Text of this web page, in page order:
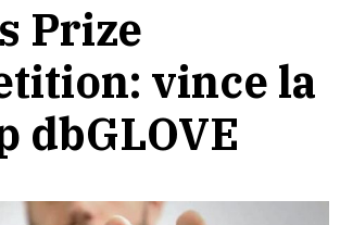
Prize
vince la
dbGLOVE